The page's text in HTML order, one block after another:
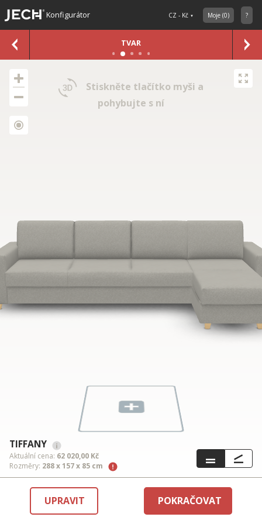
Konfigurátor CZ - Kč Moje (0) ?
TVAR
TIFFANY
Aktuální cena: 62 020,00 Kč
Rozměry: 288 x 157 x 85 cm
Stiskněte tlačítko myši a
pohybujte s ní
UPRAVIT POKRAČOVAT